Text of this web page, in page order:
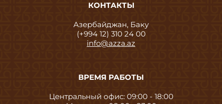
КОНТАКТЫ
Азербайджан, Баку
(+994 12) 310 24 00
info@azza.az
ВРЕМЯ РАБОТЫ
Центральный офис: 09:00 - 18:00